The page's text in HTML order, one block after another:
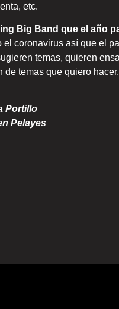
etc.
Big Band que el año
coronavirus así que el
temas, quieren
temas que quiero
Portillo
Pelayes